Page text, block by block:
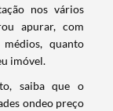
nos vários
apurar, com
quanto
imóvel.
saiba que o
ondeo preço